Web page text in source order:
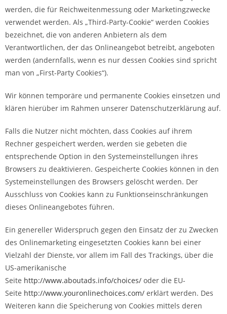
werden, die für Reichweitenmessung oder Marketingzwecke
verwendet werden. Als „Third-Party-Cookie“ werden Cookies
bezeichnet, die von anderen Anbietern als dem
Verantwortlichen, der das Onlineangebot betreibt, angeboten
werden (andernfalls, wenn es nur dessen Cookies sind spricht
man von „First-Party Cookies“).
Wir können temporäre und permanente Cookies einsetzen und
klären hierüber im Rahmen unserer Datenschutzerklärung auf.
Falls die Nutzer nicht möchten, dass Cookies auf ihrem
Rechner gespeichert werden, werden sie gebeten die
entsprechende Option in den Systemeinstellungen ihres
Browsers zu deaktivieren. Gespeicherte Cookies können in den
Systemeinstellungen des Browsers gelöscht werden. Der
Ausschluss von Cookies kann zu Funktionseinschränkungen
dieses Onlineangebotes führen.
Ein genereller Widerspruch gegen den Einsatz der zu Zwecken
des Onlinemarketing eingesetzten Cookies kann bei einer
Vielzahl der Dienste, vor allem im Fall des Trackings, über die
US-amerikanische
Seite http://www.aboutads.info/choices/ oder die EU-
Seite http://www.youronlinechoices.com/ erklärt werden. Des
Weiteren kann die Speicherung von Cookies mittels deren